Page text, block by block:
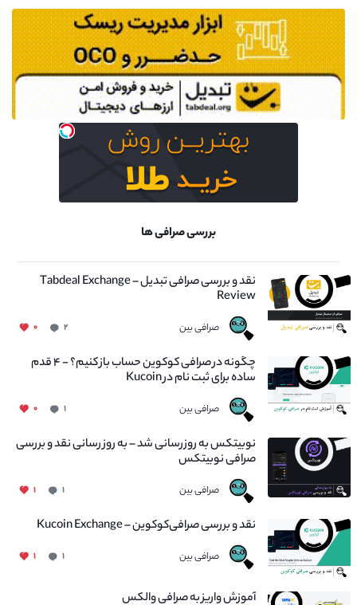
بررسی صرافی ها
نقد و بررسی صرافی تبدیل – Tabdeal Exchange
Review
صرافی بین ۲ ۰
چگونه در صرافی کوکوین حساب باز کنیم؟ - ۴ قدم
ساده برای ثبت نام در Kucoin
صرافی بین ۱ ۰
نوبیتکس به روزرسانی شد – به روز رسانی نقد و بررسی
صرافی نوبیتکس
صرافی بین ۱ ۱
نقد و بررسی صرافی‌کوکوین – Kucoin Exchange
صرافی بین ۱ ۱
آموزش واریز به صرافی والکس